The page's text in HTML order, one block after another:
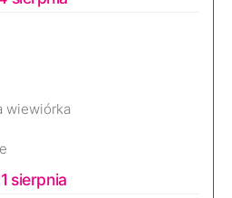
wiewiórka
sierpnia